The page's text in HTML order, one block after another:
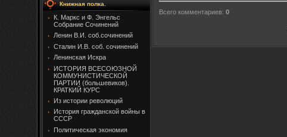
Книжная полка.
К. Маркс и Ф. Энгельс
Собрание Сочинений
Ленин В.И. соб.сочинений
Сталин И.В. соб. сочинений
Ленинская Искра
ИСТОРИЯ ВСЕСОЮЗНОЙ
КОММУНИСТИЧЕСКОЙ
ПАРТИИ (большевиков).
КРАТКИЙ КУРС
Из истории революций
История гражданской войны в
СССР
Политическая экономия
Всего комментариев: 0